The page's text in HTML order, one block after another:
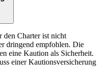
den Charter ist nicht
dringend empfohlen. Die
eine Kaution als Sicherheit.
einer Kautionsversicherung